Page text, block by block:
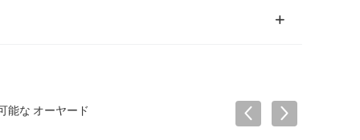
能な オーヤード